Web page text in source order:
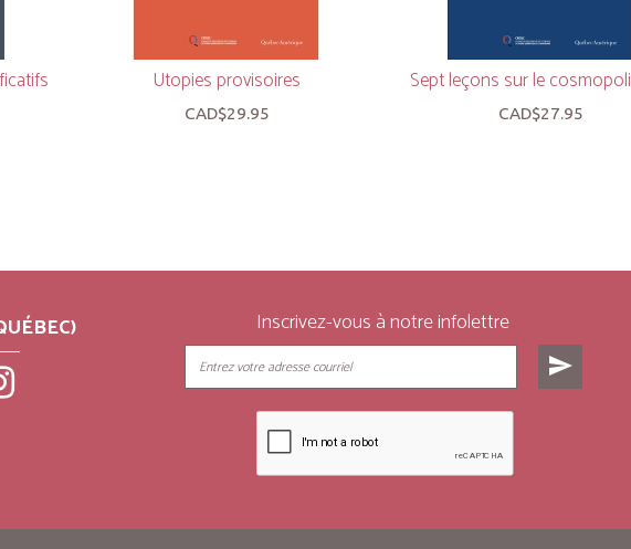
Utopies provisoires
CAD$29.95
Sept leçons sur le
CAD$27.95
Inscrivez-vous à notre infolettre
send